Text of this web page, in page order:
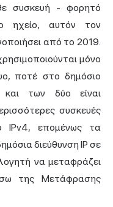
συσκευή - φορητό
ηχείο, αυτόν τον
από το 2019.
μόνο
ποτέ στο δημόσιο
των δύο είναι
συσκευές
IPv4, επομένως τα
διεύθυνση IP σε
να μεταφράζει
της Μετάφρασης